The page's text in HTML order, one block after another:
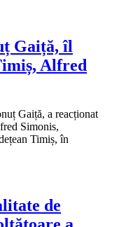
Gaiță, îl
Alfred
Gaiță, a reacționat
Simonis,
Timiș, în
de